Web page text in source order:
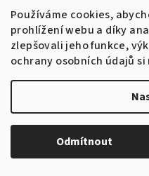
Používáme cookies,
prohlížení webu a díky
zlepšovali jeho funkce,
ochrany osobních údajů
Odmítnout
Dell Optiplex 7060 SFF |
|
Intel Core i5-8400 (9M
DDR4, 256GB SSD, Intel®
4 504 Kč bez DPH
5 450 Kč